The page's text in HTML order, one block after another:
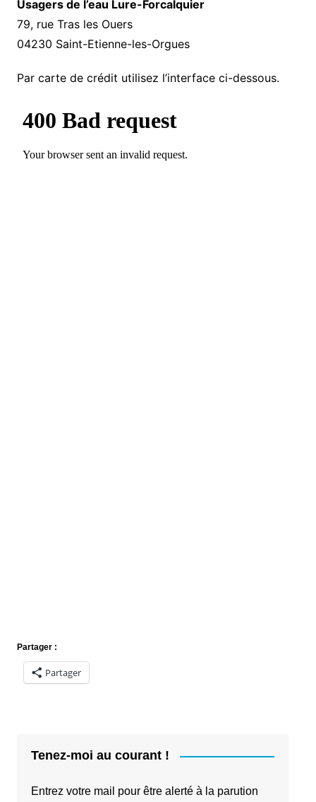
Usagers de l’eau Lure-Forcalquier
79, rue Tras les Ouers
04230 Saint-Etienne-les-Orgues
Par carte de crédit utilisez l’interface ci-dessous.
Partager :
Partager
Tenez-moi au courant !
Entrez votre mail pour être alerté à la parution